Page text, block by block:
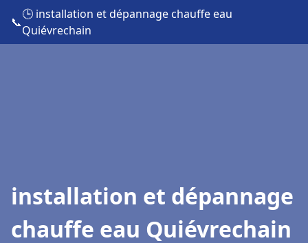
📞
🕒 installation et dépannage chauffe eau
Quiévrechain
installation et dépannage
chauffe eau Quiévrechain